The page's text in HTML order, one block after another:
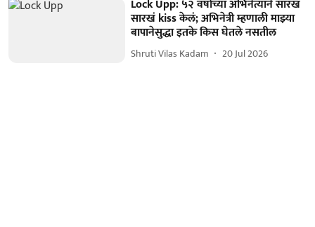
Lock Upp: ५२ वर्षाच्या अभिनेत्याने सारखं
सारखं kiss केलं; अभिनेत्री म्हणाली माझ्या
बापानेसुद्धा इतके किस घेतले नसतील
Shruti Vilas Kadam 20 Jul 2026